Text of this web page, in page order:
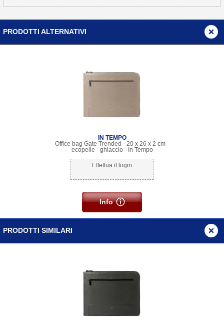
PRODOTTI ALTERNATIVI
IN TEMPO
Office bag Gate Trended - 20 x 26 x 2 cm -
ecopelle - ghiaccio - In Tempo
Effettua il login
Info
PRODOTTI SIMILARI